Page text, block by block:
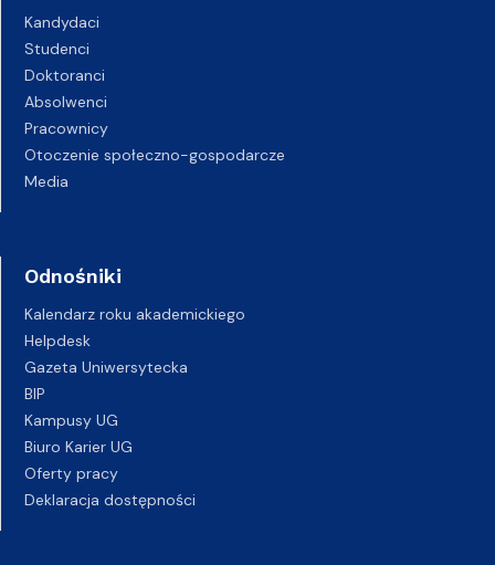
Kandydaci
Studenci
Doktoranci
Absolwenci
Pracownicy
Otoczenie społeczno-gospodarcze
Media
Odnośniki
Kalendarz roku akademickiego
Helpdesk
Gazeta Uniwersytecka
BIP
Kampusy UG
Biuro Karier UG
Oferty pracy
Deklaracja dostępności